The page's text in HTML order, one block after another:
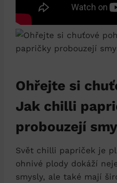
Ohřejte si
Jak chilli
probouzejí
Svět chilli papriček je
ohnivé plody dokáží
smysly, ale také mají